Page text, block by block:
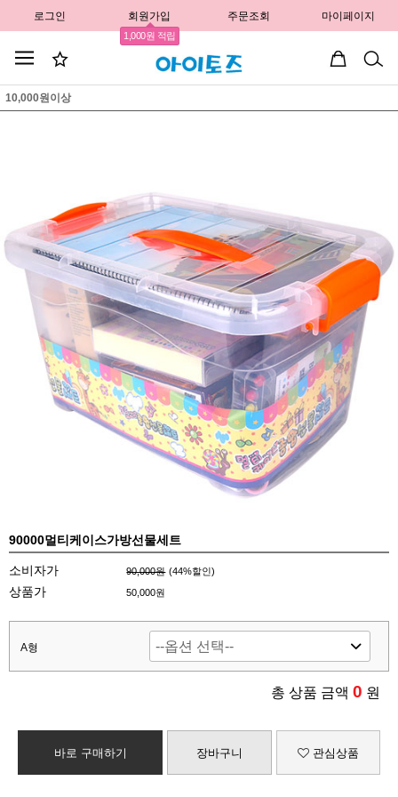
로그인 회원가입
1,000원 적립
주문조회 마이페이지
10,000원이상
90000멀티케이스가방선물세트
소비자가 90,000원 (44%할인)
상품가 50,000원
A형
총 상품 금액 0 원
바로 구매하기 장바구니 관심상품